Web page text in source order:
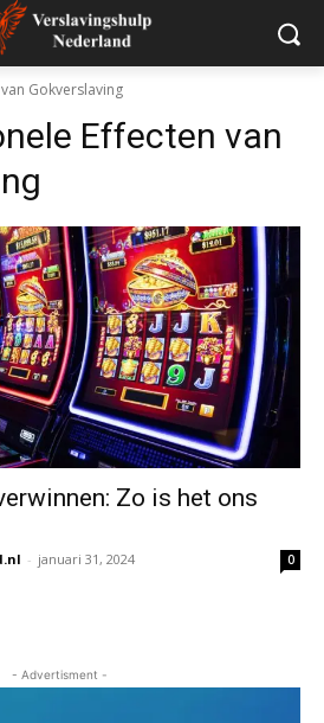
Gokverslaving
Effecten van
Zo is het ons
- januari 31, 2024 0
- Advertisment -